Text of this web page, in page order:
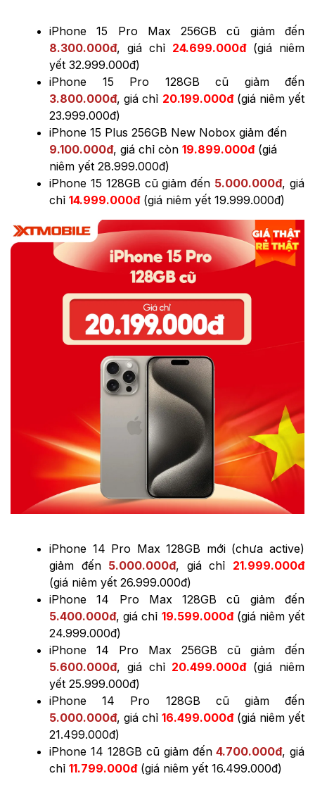
iPhone 15 Pro Max 256GB cũ giảm đến
8.300.000đ, giá chỉ 24.699.000đ(giá niêm
yết 32.999.000đ)
iPhone 15 Pro 128GB cũ giảm đến
3.800.000đ, giá chỉ 20.199.000đ(giá niêm yết
23.999.000đ)
iPhone 15 Plus 256GB New Nobox giảm đến
9.100.000đ, giá chỉ còn 19.899.000đ(giá
niêm yết 28.999.000đ)
iPhone 15 128GB cũ giảm đến 5.000.000đ, giá
chỉ 14.999.000đ(giá niêm yết 19.999.000đ)
iPhone 14 Pro Max 128GB mới (chưa active)
giảm đến 5.000.000đ, giá chỉ 21.999.000đ
(giá niêm yết 26.999.000đ)
iPhone 14 Pro Max 128GB cũ giảm đến
5.400.000đ, giá chỉ 19.599.000đ(giá niêm yết
24.999.000đ)
iPhone 14 Pro Max 256GB cũ giảm đến
5.600.000đ, giá chỉ 20.499.000đ(giá niêm
yết 25.999.000đ)
iPhone 14 Pro 128GB cũ giảm đến
5.000.000đ, giá chỉ 16.499.000đ(giá niêm yết
21.499.000đ)
iPhone 14 128GB cũ giảm đến 4.700.000đ, giá
chỉ 11.799.000đ(giá niêm yết 16.499.000đ)